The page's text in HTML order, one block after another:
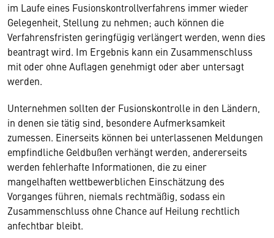
im Laufe eines Fusionskontrollverfahrens immer wieder
Gelegenheit, Stellung zu nehmen; auch können die
Verfahrensfristen geringfügig verlängert werden, wenn dies
beantragt wird. Im Ergebnis kann ein Zusammenschluss
mit oder ohne Auflagen genehmigt oder aber untersagt
werden.
Unternehmen sollten der Fusionskontrolle in den Ländern,
in denen sie tätig sind, besondere Aufmerksamkeit
zumessen. Einerseits können bei unterlassenen Meldungen
empfindliche Geldbußen verhängt werden, andererseits
werden fehlerhafte Informationen, die zu einer
mangelhaften wettbewerblichen Einschätzung des
Vorganges führen, niemals rechtmäßig, sodass ein
Zusammenschluss ohne Chance auf Heilung rechtlich
anfechtbar bleibt.